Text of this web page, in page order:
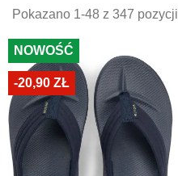
Pokazano 1-48 z 347 pozycji
NOWOŚĆ
-20,90 ZŁ